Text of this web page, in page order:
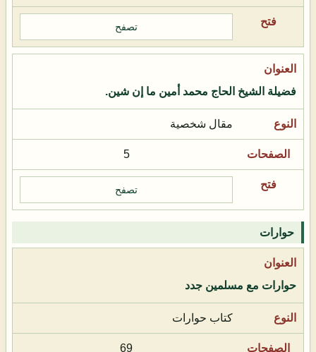
تصفح
فضيلة الشيخ الحاج محمد أمين ما إن شين.
مقال شخصية
5
تصفح
حوارات
حوارات مع مسلمين جدد
كتاب حوارات
69